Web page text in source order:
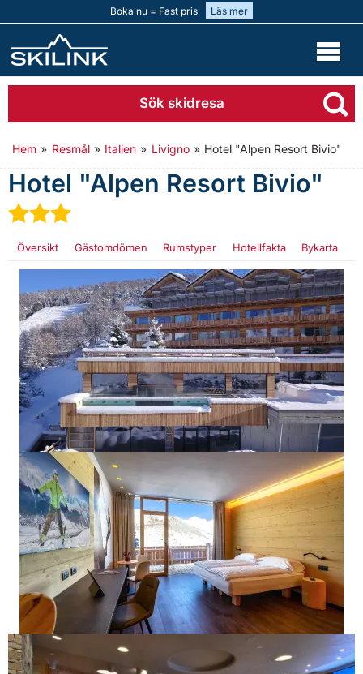
Boka nu = Fast pris Läs mer
Sök skidresa
Hem » Resmål » Italien » Livigno » Hotel "Alpen Resort Bivio"
Hotel "Alpen Resort Bivio"
★★
Översikt Gästomdömen Rumstyper Hotellfakta Bykarta